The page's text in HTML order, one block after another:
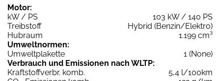
Motor:
kW / PS
103 kW / 140 PS
Treibstoff
Hybrid (Benzin/Elektro)
Hubraum
1.199 cm³
Umweltnormen:
Umweltplakette
1 (None)
Verbrauch und Emissionen nach WLTP:
Kraftstoffverbr. komb.
5,4 l/100km